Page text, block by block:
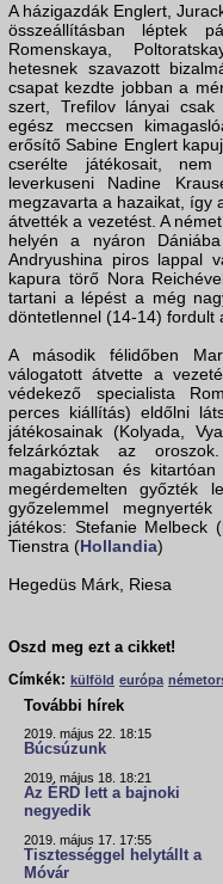
A házigazdák Englert,
összeállításban léptek
Romenskaya,
hetesnek szavazott
csapat kezdte jobban a
szert, Trefilov lányai
egész meccsen
erősítő Sabine Englert
cserélte játékosait,
leverkuseni Nadine
megzavarta a hazaikat, így
átvették a vezetést. A
helyén a nyáron
Andryushina piros lappal
kapura törő Nora
tartani a lépést a még
döntetlennel (14-14) fordult
A második félidőben
válogatott átvette a
védekező specialista
perces kiállítás) eldőlni
játékosainak (Kolyada,
felzárkóztak az
magabiztosan és
megérdemelten győzték
győzelemmel
játékos: Stefanie Melbeck (
Tienstra (Hollandia)
Hegedüs Márk, Riesa
Oszd meg ezt a cikket!
Címkék: külföld európa
További hírek
2019. május 22. 18:15
Búcsúzunk
2019. május 18. 18:21
Az ÉRD lett a bajnoki
negyedik
2019. május 17. 17:55
Tisztességgel helytállt a
Móvár